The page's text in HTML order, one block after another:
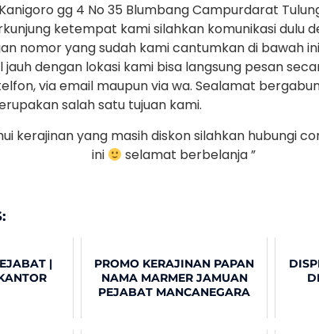
gg 4 No 35 Blumbang Campurdarat
ketempat kami silahkan komunikasi dulu
nomor yang sudah kami cantumkan di bawah
dengan lokasi kami bisa langsung pesan
via email maupun via wa. Sealamat
salah satu tujuan kami.
kerajinan yang masih diskon silahkan hubungi
ini
selamat berbelanja ”
|
PROMO KERAJINAN PAPAN
NAMA MARMER JAMUAN
PEJABAT MANCANEGARA